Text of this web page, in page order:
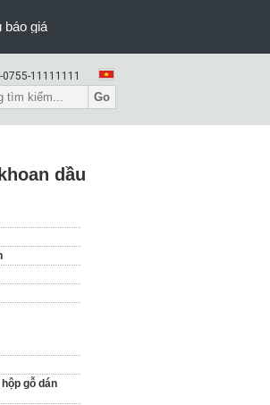
báo giá
0755-11111111
Go
dầu
gỗ dán